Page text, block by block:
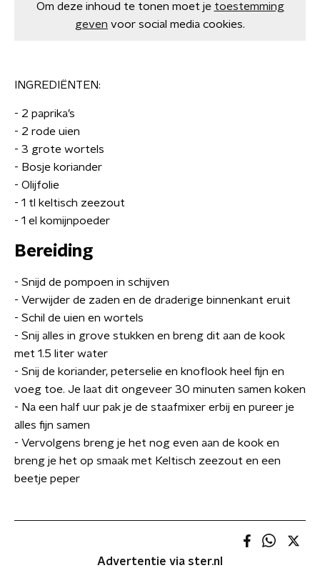
Om deze inhoud te tonen moet je toestemming
geven voor social media cookies.
INGREDIËNTEN:
- 2 paprika’s
- 2 rode uien
- 3 grote wortels
- Bosje koriander
- Olijfolie
- 1 tl keltisch zeezout
- 1 el komijnpoeder
Bereiding
- Snijd de pompoen in schijven
- Verwijder de zaden en de draderige binnenkant eruit
- Schil de uien en wortels
- Snij alles in grove stukken en breng dit aan de kook
met 1.5 liter water
- Snij de koriander, peterselie en knoflook heel fijn en
voeg toe. Je laat dit ongeveer 30 minuten samen koken
- Na een half uur pak je de staafmixer erbij en pureer je
alles fijn samen
- Vervolgens breng je het nog even aan de kook en
breng je het op smaak met Keltisch zeezout en een
beetje peper
Advertentie via ster.nl